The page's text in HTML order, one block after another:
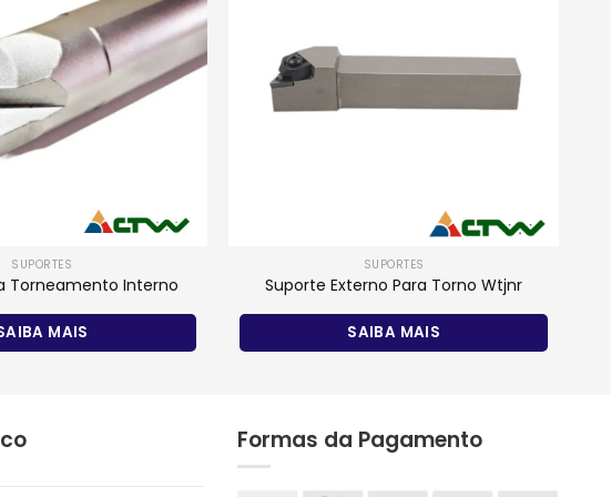
SUPORTES
Torneamento Interno
MAIS
SUPORTES
Suporte Externo Para Torno Wtjnr
SAIBA MAIS
Formas da Pagamento